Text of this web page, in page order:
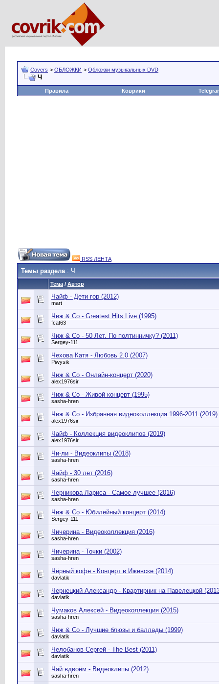
Covers > ОБЛОЖКИ > Обложки музыкальных DVD
Ч
Правила Коврики
RSS ЛЕНТА
Темы раздела: Ч
Тема / Автор
Чайф - Дети гор (2012)
mart
Чиж & Co - Greatest Hits Live (1995)
fcat63
Чиж & Со - 50 Лет. По полтинничку? (2011)
Sergey-111
Чехова Катя - Любовь 2.0 (2007)
Piwysik
Чиж & Co - Онлайн-концерт (2020)
alex1976sir
Чиж & Co - Живой концерт (1995)
sasha-hren
Чиж & Co - Избранная видеоколлекция 1996-2011 (2019)
alex1976sir
Чайф - Коллекция видеоклипов (2019)
alex1976sir
Чи-ли - Видеоклипы (2018)
sasha-hren
Чайф - 30 лет (2016)
sasha-hren
Черникова Лариса - Самое лучшее (2016)
sasha-hren
Чиж & Со - Юбилейный концерт (2014)
Sergey-111
Чичерина - Видеоколлекция (2016)
sasha-hren
Чичерина - Точки (2002)
sasha-hren
Чёрный кофе - Концерт в Ижевске (2014)
davlatik
Чернецкий Александр - Квартирник на Павелецкой
davlatik
Чумаков Алексей - Видеоколлекция (2015)
sasha-hren
Чиж & Co - Лучшие блюзы и баллады (1999)
davlatik
Челобанов Сергей - The Best (2011)
davlatik
Чай вдвоём - Видеоклипы (2012)
sasha-hren